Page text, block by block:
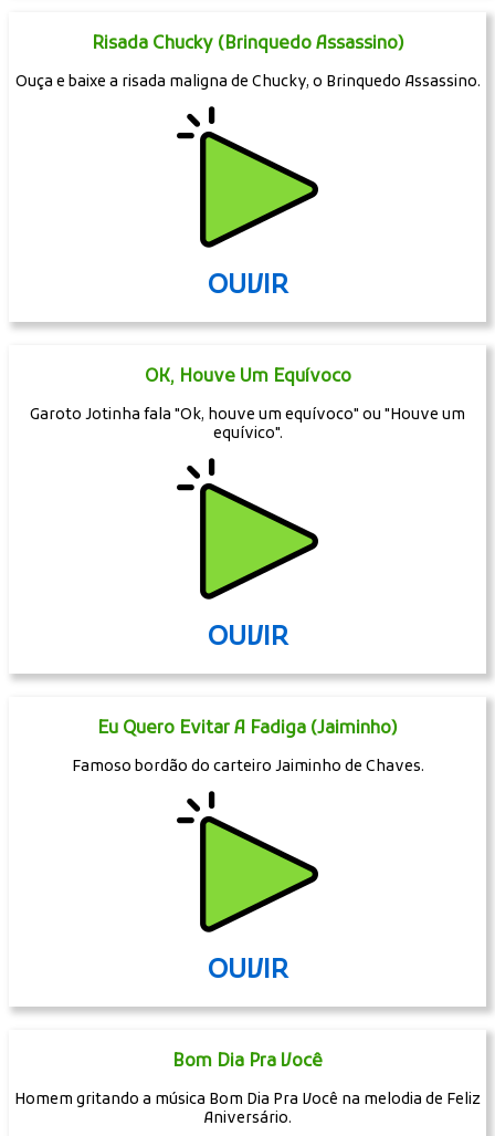
Risada Chucky (Brinquedo Assassino)
Ouça e baixe a risada maligna de Chucky, o Brinquedo Assassino.
OUVIR
OK, Houve Um Equívoco
Garoto Jotinha fala "Ok, houve um equívoco" ou "Houve um
equívico".
OUVIR
Eu Quero Evitar A Fadiga (Jaiminho)
Famoso bordão do carteiro Jaiminho de Chaves.
OUVIR
Bom Dia Pra Você
Homem gritando a música Bom Dia Pra Você na melodia de Feliz
Aniversário.